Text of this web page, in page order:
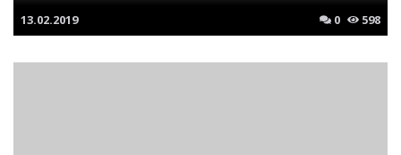
13.02.2019 0 598